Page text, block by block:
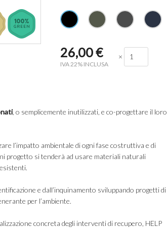
26,00€
IVA 22% INCLUSA
×
, o semplicemente inutilizzati, e co-progettare il loro
l’impatto ambientale di ogni fase costruttiva e di
progetto si tenderà ad usare materiali naturali
e dall’inquinamento sviluppando progetti di
per l’ambiente.
concreta degli interventi di recupero, HELP